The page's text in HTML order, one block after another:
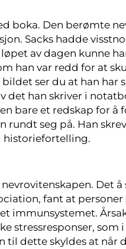
boka. Den berømte
Sacks hadde
av dagen kunne
han var redd for at
ser du at han har
det han skriver i
bare et redskap for å
rundt seg på. Han
historiefortelling.
Det å
fant at personer
immunsystemet.
stressresponser, som
til dette skyldes at når